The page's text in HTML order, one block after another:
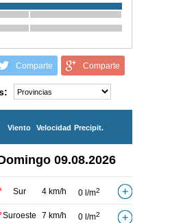
Comparte Comparte
Viento Velocidad Precipit.
09.08.2026
Sur 4 km/h 0 l/m2
Suroeste 7 km/h 0 l/m2